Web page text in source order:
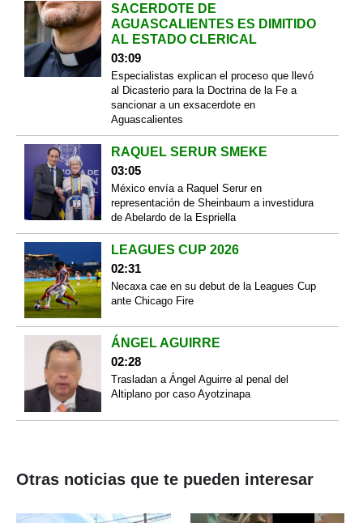
SACERDOTE DE
AGUASCALIENTES ES DIMITIDO
AL ESTADO CLERICAL
03:09
Especialistas explican el proceso que llevó
al Dicasterio para la Doctrina de la Fe a
sancionar a un exsacerdote en
Aguascalientes
RAQUEL SERUR SMEKE
03:05
México envía a Raquel Serur en
representación de Sheinbaum a investidura
de Abelardo de la Espriella
LEAGUES CUP 2026
02:31
Necaxa cae en su debut de la Leagues Cup
ante Chicago Fire
ÁNGEL AGUIRRE
02:28
Trasladan a Ángel Aguirre al penal del
Altiplano por caso Ayotzinapa
Otras noticias que te pueden interesar